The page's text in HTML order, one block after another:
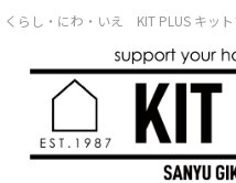
くらし・にわ・いえ KIT PLUS キッ